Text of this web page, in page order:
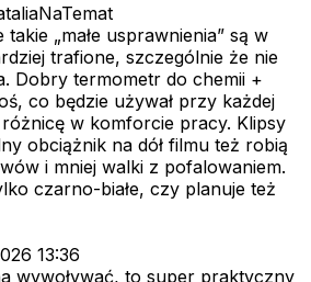
„małe usprawnienia” są w
trafione, szczególnie że nie
Dobry termometr do chemii +
co będzie używał przy każdej
w komforcie pracy. Klipsy
obciążnik na dół filmu też robią
i mniej walki z pofalowaniem.
czarno-białe, czy planuje też
13:36
wywoływać, to super praktyczny